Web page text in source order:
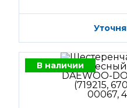
В наличии